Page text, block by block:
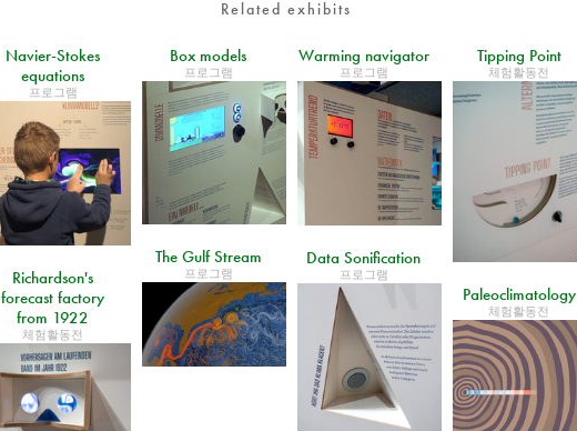
Related exhibits
Navier-Stokes
equations
프로그램
Box models
프로그램
Warming navigator
프로그램
Tipping Point
체험활동전
The Gulf Stream
프로그램
Data Sonification
프로그램
Richardson's
forecast factory
from 1922
체험활동전
Paleoclimatology
체험활동전